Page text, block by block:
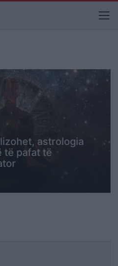
astrologia
të pafat të